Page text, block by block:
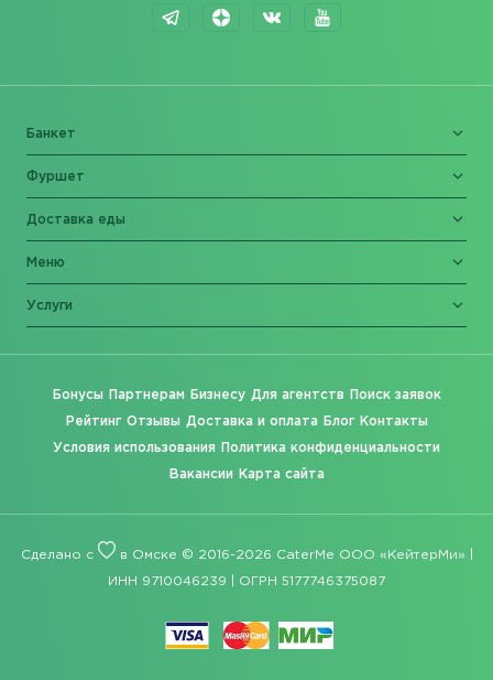
Банкет
Фуршет
Доставка еды
Меню
Услуги
Бонусы Партнерам Бизнесу Для агентств Поиск заявок
Рейтинг Отзывы Доставка и оплата Блог Контакты
Условия использования Политика конфиденциальности
Вакансии Карта сайта
Сделано с в Омске © 2016-2026 CaterMe ООО «КейтерМи» |
ИНН 9710046239 | ОГРН 5177746375087